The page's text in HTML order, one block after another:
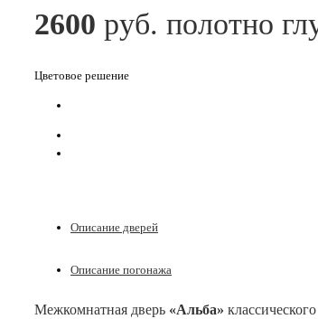
2600 руб. полотно
Цветовое решение
Описание дверей
Описание погонажа
Межкомнатная дверь «Альба»